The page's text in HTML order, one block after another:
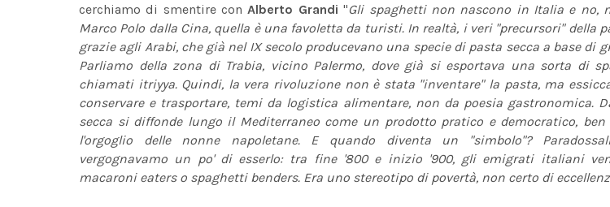
cerchiamo di smentire conAlberto Grandi "Gli spaghetti non nascono in Italia e no,
Marco Polo dalla Cina, quella è una favoletta da turisti. In realtà, i veri "precursori" della
grazie agli Arabi, che già nel IX secolo producevano una specie di pasta secca a base di
Parliamo della zona di Trabia, vicino Palermo, dove già si esportava una sorta di
chiamati itriyya. Quindi, la vera rivoluzione non è stata "inventare" la pasta, ma
conservare e trasportare, temi da logistica alimentare, non da poesia gastronomica.
secca si diffonde lungo il Mediterraneo come un prodotto pratico e democratico,
l'orgoglio delle nonne napoletane. E quando diventa un "simbolo"?
vergognavamo un po' di esserlo: tra fine '800 e inizio '900, gli emigrati italiani
macaroni eaters o spaghetti benders. Era uno stereotipo di povertà, non certo di